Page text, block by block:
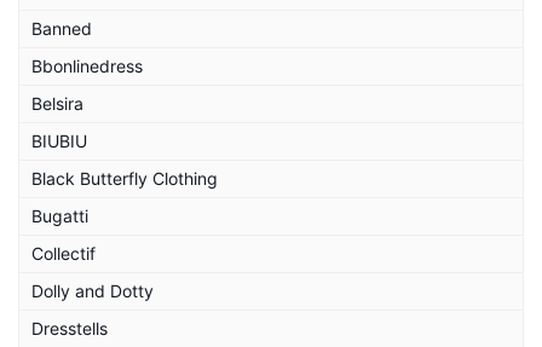
Banned
Bbonlinedress
Belsira
BIUBIU
Black Butterfly Clothing
Bugatti
Collectif
Dolly and Dotty
Dresstells